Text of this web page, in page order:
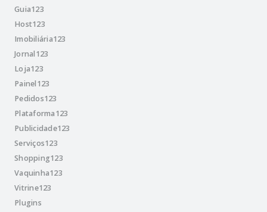
Guia123
Host123
Imobiliária123
Jornal123
Loja123
Painel123
Pedidos123
Plataforma123
Publicidade123
Serviços123
Shopping123
Vaquinha123
Vitrine123
Plugins